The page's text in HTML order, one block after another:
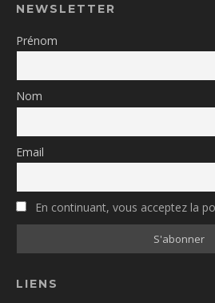
NEWSLETTER
Prénom
Nom
Email
En continuant, vous acceptez la
LIENS